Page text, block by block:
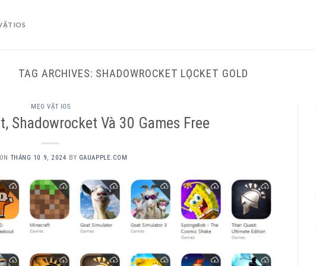
IOS
TAG ARCHIVES: SHADOWROCKET LỌCKET GOLD
MẸO VẶT IOS
Shadowrocket Và 30 Games Free
THÁNG 10 9, 2024 BY GAUAPPLE.COM